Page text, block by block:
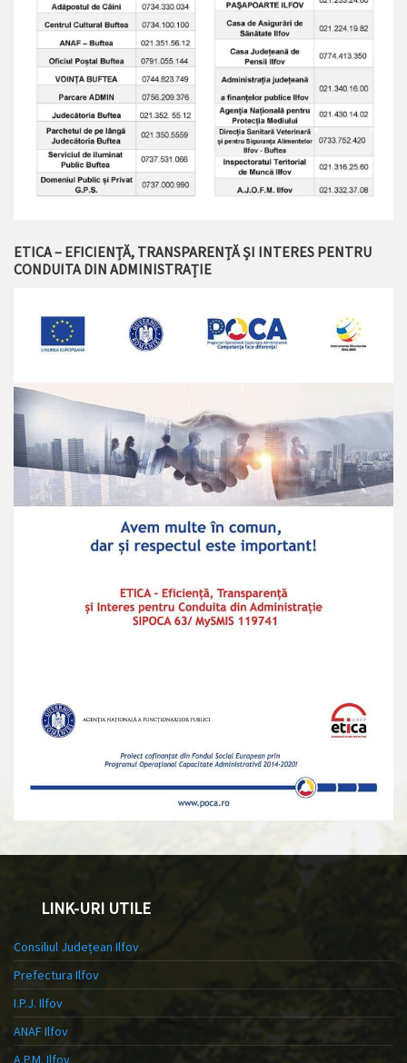
ETICA – EFICIENȚĂ, TRANSPARENȚĂ ȘI INTERES PENTRU
CONDUITA DIN ADMINISTRAȚIE
LINK-URI UTILE
Consiliul Județean Ilfov
Prefectura Ilfov
I.P.J. Ilfov
ANAF Ilfov
A.P.M. Ilfov